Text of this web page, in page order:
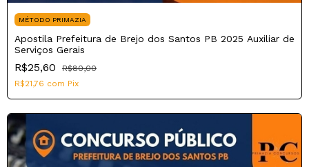
MÉTODO PRIMAZIA
Apostila Prefeitura de Brejo dos Santos PB 2025 Auxiliar de
Serviços Gerais
R$25,60
R$80,00
R$21,76 com Pix